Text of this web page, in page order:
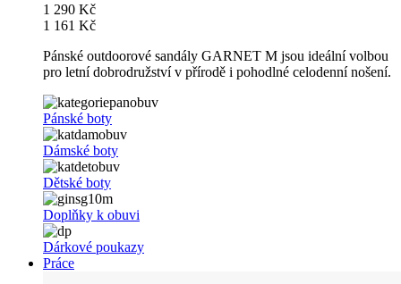
1 290 Kč
1 161 Kč
Pánské outdoorové sandály GARNET M jsou ideální volbou
pro letní dobrodružství v přírodě i pohodlné celodenní nošení.
Pánské boty
Dámské boty
Dětské boty
Doplňky k obuvi
Dárkové poukazy
Práce